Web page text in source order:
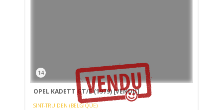
14
OPEL KADETT GT/E (1979)[VENDU]
SINT-TRUIDEN (BELGIQUE)